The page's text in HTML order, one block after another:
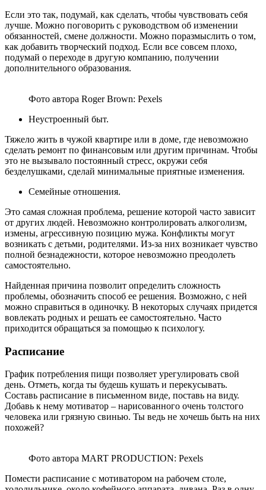
Если это так, подумай, как сделать, чтобы чувствовать себя
лучше. Можно поговорить с руководством об изменении
обязанностей, смене должности. Можно поразмыслить о том,
как добавить творческий подход. Если все совсем плохо,
подумай о переходе в другую компанию, получении
дополнительного образования.
Фото автора Roger Brown: Pexels
Неустроенный быт.
Тяжело жить в чужой квартире или в доме, где невозможно
сделать ремонт по финансовым или другим причинам. Чтобы
это не вызывало постоянный стресс, окружи себя
безделушками, сделай минимальные приятные изменения.
Семейные отношения.
Это самая сложная проблема, решение которой часто зависит
от других людей. Невозможно контролировать алкоголизм,
измены, агрессивную позицию мужа. Конфликты могут
возникать с детьми, родителями. Из-за них возникает чувство
полной безнадежности, которое невозможно преодолеть
самостоятельно.
Найденная причина позволит определить сложность
проблемы, обозначить способ ее решения. Возможно, с ней
можно справиться в одиночку. В некоторых случаях придется
вовлекать родных и решать ее самостоятельно. Часто
приходится обращаться за помощью к психологу.
Расписание
График потребления пищи позволяет урегулировать свой
день. Отметь, когда ты будешь кушать и перекусывать.
Составь расписание в письменном виде, поставь на виду.
Добавь к нему мотиватор – нарисованного очень толстого
человека или грязную свинью. Ты ведь не хочешь быть на них
похожей?
Фото автора MART PRODUCTION: Pexels
Помести расписание с мотиватором на рабочем столе,